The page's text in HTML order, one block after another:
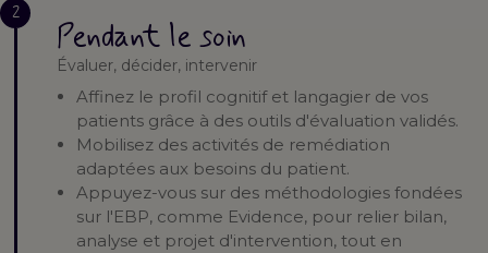
2
Pendant le soin
Évaluer, décider, intervenir
Affinez le profil cognitif et langagier de vos
patients grâce à des outils d'évaluation validés.
Mobilisez des activités de remédiation
adaptées aux besoins du patient.
Appuyez-vous sur des méthodologies fondées
sur l'EBP, comme Evidence, pour relier bilan,
analyse et projet d'intervention, tout en